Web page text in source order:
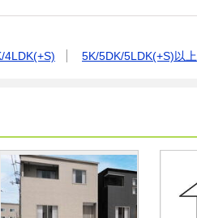
4LDK(+S) 5K/5DK/5LDK(+S)以上